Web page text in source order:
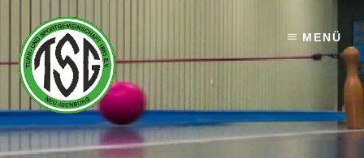
content
footer
MENÜ